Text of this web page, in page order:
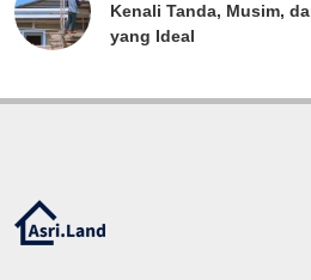
Kenali Tanda, Musim,
yang Ideal